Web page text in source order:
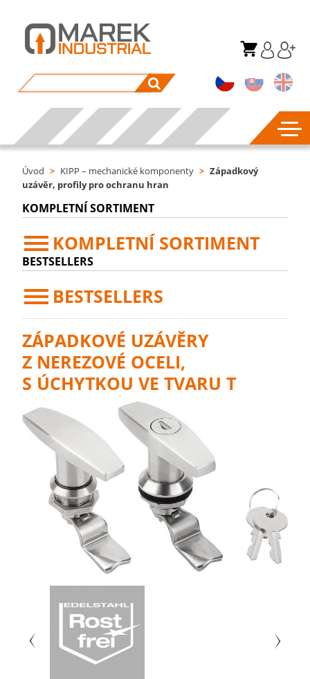
Úvod > KIPP – mechanické komponenty > Západkový
uzávěr, profily pro ochranu hran
KOMPLETNÍ SORTIMENT
KOMPLETNÍ SORTIMENT
BESTSELLERS
BESTSELLERS
ZÁPADKOVÉ UZÁVĚRY
Z NEREZOVÉ OCELI,
S ÚCHYTKOU VE TVARU T